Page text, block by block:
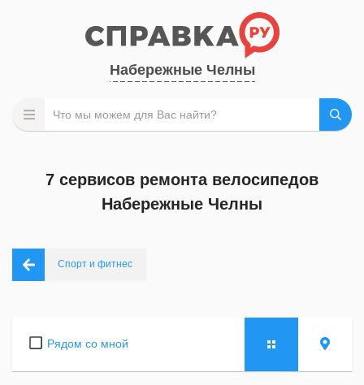
Набережные Челны
7 сервисов ремонта велосипедов
Набережные Челны
Спорт и фитнес
Рядом со мной